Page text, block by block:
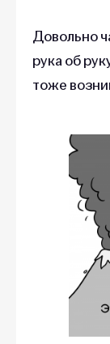
Довольно
рука об
тоже